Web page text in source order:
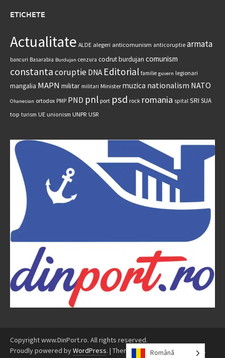
ETICHETE
Actualitate ALDE alegeri anticomunism anticoruptie armata
bancuri Basarabia Burdujan cenzura codrut burdujan comunism
constantacoruptie DNA Editorial familie guvern legionari
mangalia MAPN militar militari Minister muzica nationalism NATO
Ohanesian ortodox PMP PND pnl port psd rock romania spital SRI SUA
top turism UE unionism UNPR USR
Copyright www.DinPort.ro. All rights reserved.
Proudly powered byWordPress. | Theme: Awaken byThemezHut .
Română